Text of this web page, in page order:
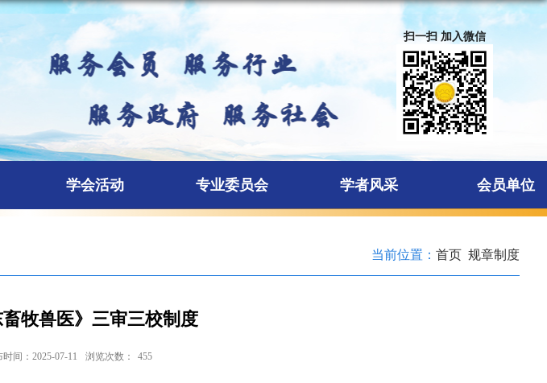
扫一扫 加入微信
学会活动 专业委员会 学者风采 会员单位
当前位置： 首页 规章制度
畜牧兽医》三审三校制度
时间：2025-07-11 浏览次数： 455